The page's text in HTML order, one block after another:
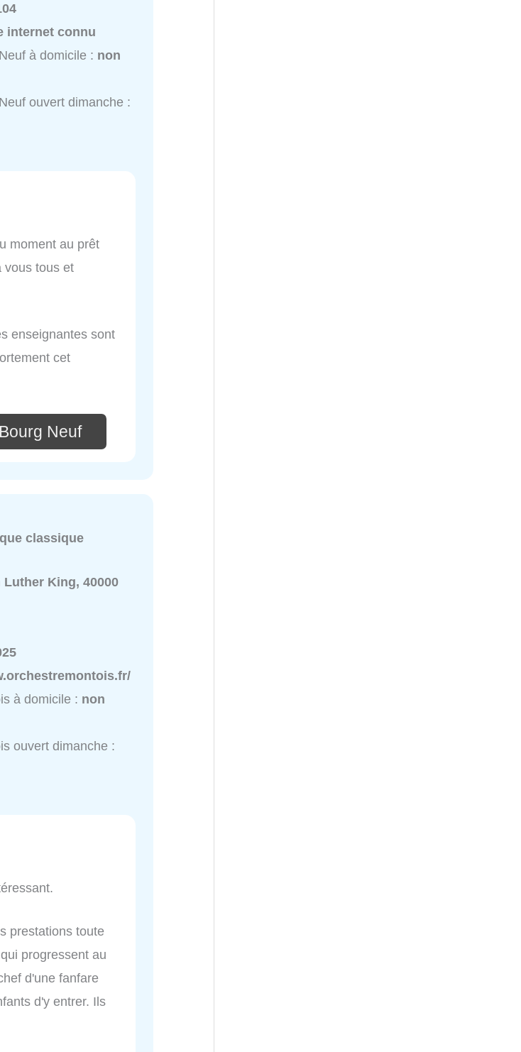
internet connu
à domicile : non
ouvert dimanche :
moment au prêt
vous tous et
enseignantes sont
cet
Neuf
classique
Luther King, 40000
à domicile : non
ouvert dimanche :
prestations toute
progressent au
d'une fanfare
d'y entrer. Ils